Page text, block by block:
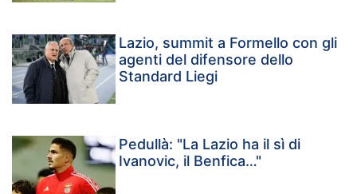
Lazio, summit a Formello con gli
agenti del difensore dello
Standard Liegi
Pedullà: "La Lazio ha il sì di
Ivanovic, il Benfica…"